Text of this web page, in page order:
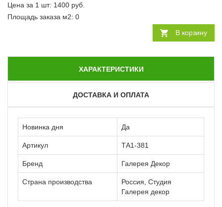
Цена за 1 шт: 1400 руб.
Площадь заказа м2: 0
В корзину
ХАРАКТЕРИСТИКИ
ДОСТАВКА И ОПЛАТА
Новинка дня Да
Артикул ТА1-381
Бренд Галерея Декор
Страна производства
Россия, Студия
Галерея декор